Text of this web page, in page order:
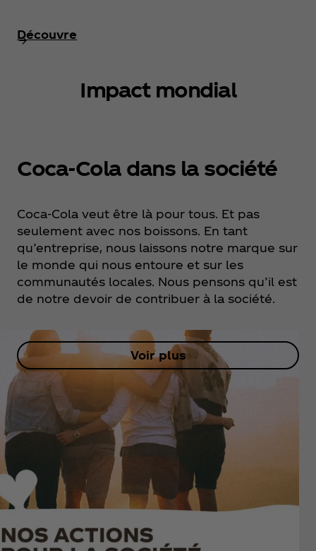
Découvre
Impact mondial
Coca‑Cola dans la société
Coca‑Cola veut être là pour tous. Et pas
seulement avec nos boissons. En tant
qu’entreprise, nous laissons notre marque sur
le monde qui nous entoure et sur les
communautés locales. Nous pensons qu’il est
de notre devoir de contribuer à la société.
Voir plus